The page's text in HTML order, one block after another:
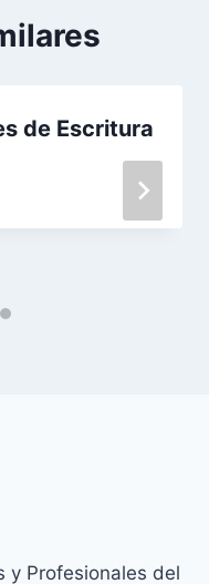
de Escritura
Profesionales del